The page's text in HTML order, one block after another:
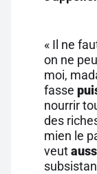
« Il ne
on ne
moi,
fasse
nourrir
des
mien le
veut